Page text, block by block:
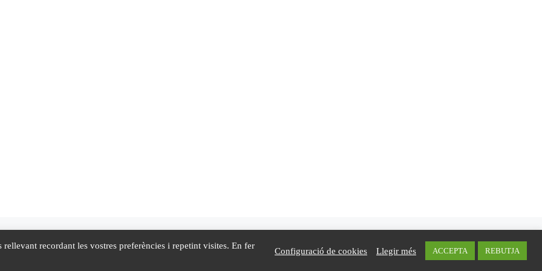
recordant les vostres preferències i repetint visites. En fer
Configuració de cookies Llegir més ACCEPTA REBUTJA